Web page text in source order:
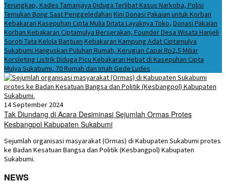
Terungkap, Kades Tamanjaya Diduga Terlibat Kasus Narkoba, Polisi
Temukan Bong Saat Penggeledahan Kini Donasi Pakaian untuk Korban
Kebakaran Kasepuhan Cipta Mulia Ditata Layaknya Toko, Donasi Pakaian
Korban Kebakaran Ciptamulya Berserakan, Founder Desa Wisata Hanjeli
Soroti Tata Kelola Bantuan Kebakaran Kampung Adat Ciptamulya
Sukabumi Hanguskan Puluhan Rumah, Kerugian Capai Rp2,5 Miliar
Korsleting Listrik Diduga Picu Kebakaran Hebat di Kasepuhan Cipta
Mulya Sukabumi, 70 Rumah dan Imah Gede Ludes
14 September 2024
Tak Diundang di Acara Desiminasi Sejumlah Ormas Protes
Kesbangpol Kabupaten Sukabumi
Sejumlah organisasi masyarakat (Ormas) di Kabupaten Sukabumi protes
ke Badan Kesatuan Bangsa dan Politik (Kesbangpol) Kabupaten
Sukabumi.
NEWS